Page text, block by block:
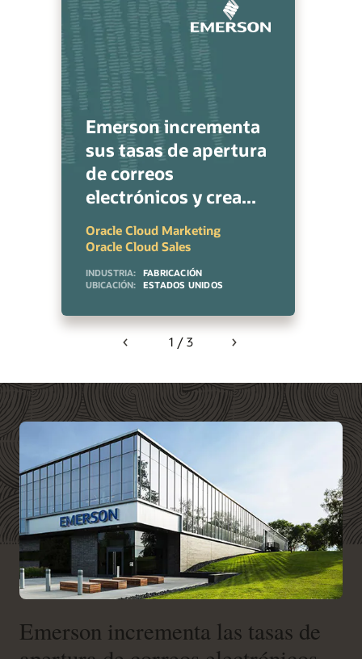
Emerson incrementa
sus tasas de apertura
de correos
electrónicos y crea...
Oracle Cloud Marketing
Oracle Cloud Sales
INDUSTRIA: FABRICACIÓN
UBICACIÓN: ESTADOS UNIDOS
1 / 3
Emerson incrementa las tasas de